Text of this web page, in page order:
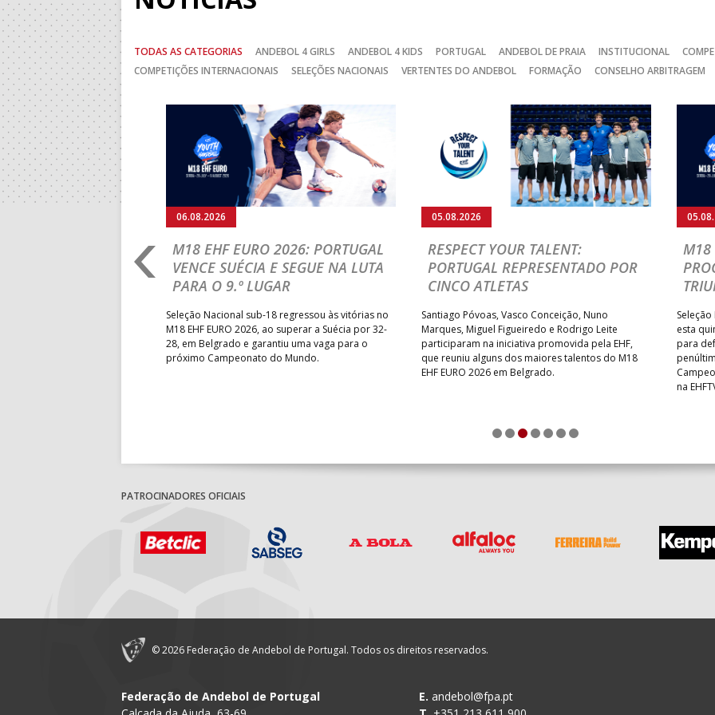
TODAS AS CATEGORIAS ANDEBOL 4 GIRLS ANDEBOL 4 KIDS PORTUGAL ANDEBOL DE PRAIA INSTITUCIONAL
COMPETIÇÕES INTERNACIONAIS
SELEÇÕES NACIONAIS VERTENTES DO ANDEBOL FORMAÇÃO CONSELHO ARBITRAGEM
06.08.2026
M18 EHF EURO 2026: PORTUGAL
VENCE SUÉCIA E SEGUE NA LUTA
PARA O 9.º LUGAR
Seleção Nacional sub-18 regressou às vitórias no
M18 EHF EURO 2026, ao superar a Suécia por 32-
28, em Belgrado e garantiu uma vaga para o
próximo Campeonato do Mundo.
05.08.2026
RESPECT YOUR TALENT:
PORTUGAL REPRESENTADO POR
CINCO ATLETAS
Santiago Póvoas, Vasco Conceição, Nuno
Marques, Miguel Figueiredo e Rodrigo Leite
participaram na iniciativa promovida pela EHF,
que reuniu alguns dos maiores talentos do M18
EHF EURO 2026 em Belgrado.
M18
esta
para
na
1 2 3 4 5 6 7
PATROCINADORES OFICIAIS
© 2026 Federação de Andebol de Portugal. Todos os direitos reservados.
Federação de Andebol de Portugal
E. andebol@fpa.pt